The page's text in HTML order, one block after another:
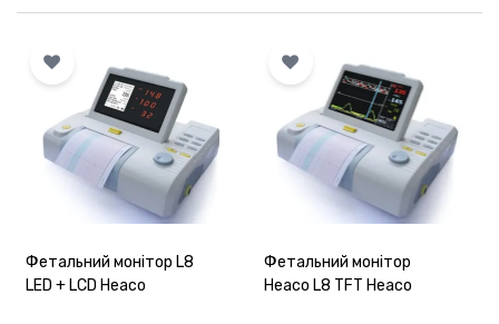
КРЕДИТ
ОПЛАТА
ГАРАНТІЯ
ОФЕРТА
Фетальний монітор L8
LED + LCD Heaco
Фетальний монітор
Heaco L8 TFT Heaco